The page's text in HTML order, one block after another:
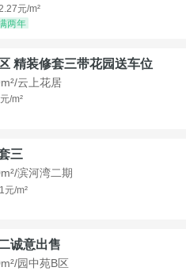
元/m²
两年
精装修套三带花园送车位
云上花居
/m²
三
滨河湾二期
元/m²
诚意出售
园中苑B区